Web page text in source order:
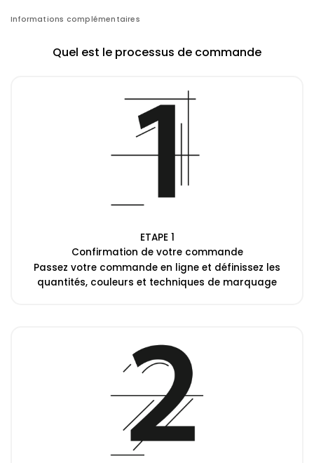
Informations complémentaires
Quel est le processus de commande
ETAPE 1
Confirmation de votre commande
Passez votre commande en ligne et définissez les
quantités, couleurs et techniques de marquage